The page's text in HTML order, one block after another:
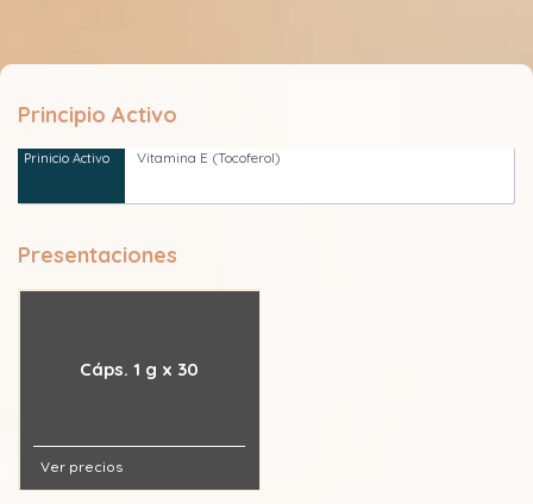
Principio Activo
Vitamina E (Tocoferol)
Presentaciones
Cáps. 1 g x 30
Ver precios